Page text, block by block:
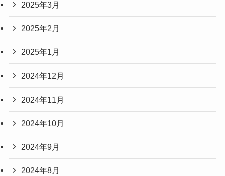
2025年3月
2025年2月
2025年1月
2024年12月
2024年11月
2024年10月
2024年9月
2024年8月